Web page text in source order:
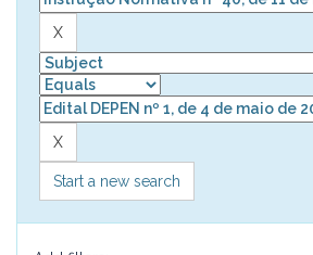
Start a new search